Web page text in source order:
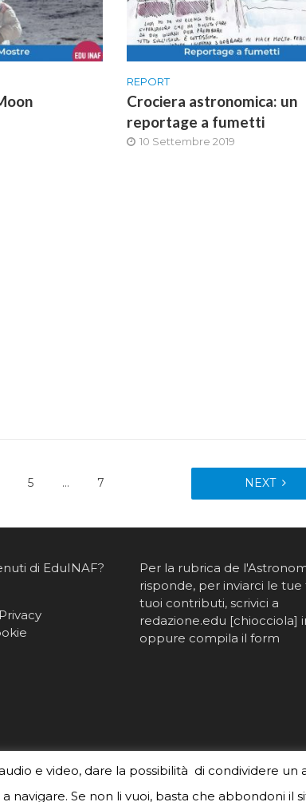
REPORT
Crociera astronomica: un
reportage a fumetti
10 Settembre 2019
5 … 7 NEXT
di EduINAF?
Per la rubrica de
risponde, per inviarci le tue
tuoi contributi, scrivici a
redazione.edu [chiocciola]
oppure compila il form
e video, dare la possibilità di condividere
Se non li vuoi, basta che abbondoni il